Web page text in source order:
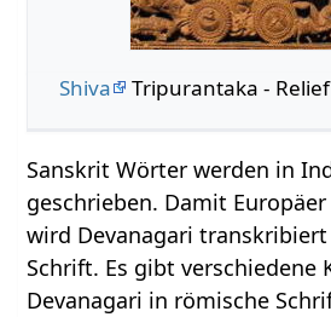
Shiva Tripurantaka - Relief
Sanskrit Wörter werden in
geschrieben. Damit
wird Devanagari
Schrift. Es gibt verschiedene
Devanagari in römische